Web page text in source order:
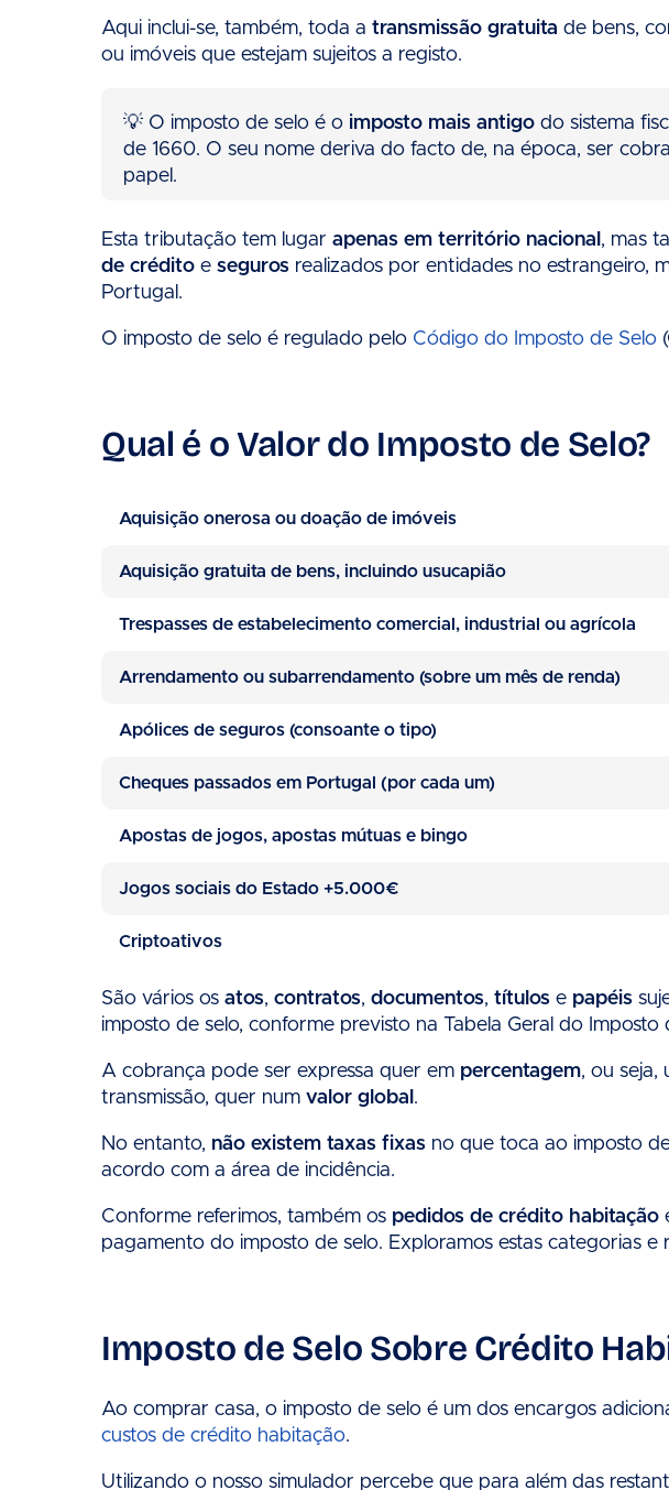
Aqui inclui-se, também, toda a transmissão gratuita de bens,
ou imóveis que estejam sujeitos a registo.
💡 O imposto de selo é o imposto mais antigo do sistema
de 1660. O seu nome deriva do facto de, na época, ser
papel.
Esta tributação tem lugar apenas em território nacional , mas
de crédito e seguros realizados por entidades no estrangeiro,
Portugal.
O imposto de selo é regulado pelo Código do Imposto de Selo
Qual é o Valor do Imposto de Selo?
Aquisição onerosa ou doação de imóveis
Aquisição gratuita de bens, incluindo usucapião
Trespasses de estabelecimento comercial, industrial ou agrícola
Arrendamento ou subarrendamento (sobre um mês de renda)
Apólices de seguros (consoante o tipo)
Cheques passados em Portugal (por cada um)
Apostas de jogos, apostas mútuas e bingo
Jogos sociais do Estado +5.000€
Criptoativos
São vários os atos, contratos, documentos, títulos e papéis
imposto de selo, conforme previsto na Tabela Geral do Imposto
A cobrança pode ser expressa quer em percentagem, ou seja,
transmissão, quer num valor global .
No entanto, não existem taxas fixas no que toca ao imposto
acordo com a área de incidência.
Conforme referimos, também os pedidos de crédito habitação
pagamento do imposto de selo. Exploramos estas categorias e
Imposto de Selo Sobre Crédito
Ao comprar casa, o imposto de selo é um dos encargos
custos de crédito habitação.
Utilizando o nosso simulador percebe que para além das